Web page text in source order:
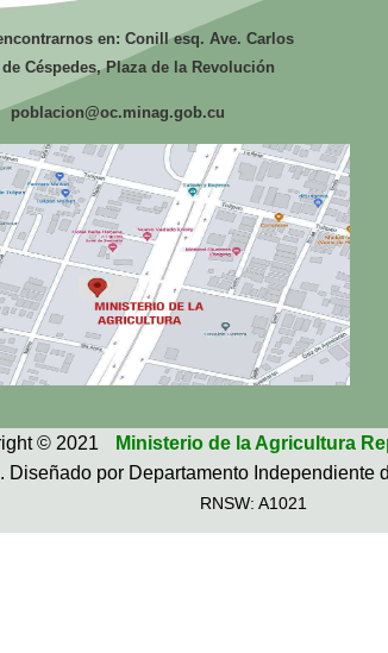
en: Conill esq. Ave. Carlos
de Céspedes, Plaza de la Revolución
poblacion@oc.minag.gob.cu
© 2021
Ministerio de la Agricultura
Diseñado por Departamento Independiente
RNSW: A1021